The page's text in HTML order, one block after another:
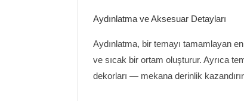
Aydınlatma ve Aksesuar Detayları
Aydınlatma, bir temayı tamamlayan
ve sıcak bir ortam oluşturur. Ayrıca
dekorları — mekana derinlik